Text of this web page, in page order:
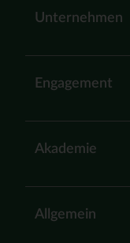
Unternehmen
Engagement
Akademie
Allgemein